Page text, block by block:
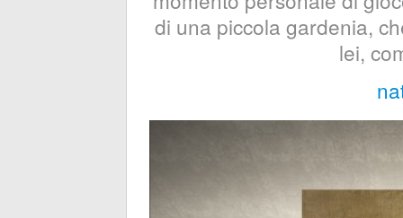
di una piccola gardenia,
lei,